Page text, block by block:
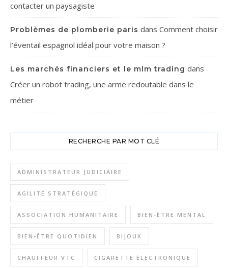
contacter un paysagiste
Problèmes de plomberie paris dans Comment choisir
l’éventail espagnol idéal pour votre maison ?
Les marchés financiers et le mlm trading dans
Créer un robot trading, une arme redoutable dans le
métier
RECHERCHE PAR MOT CLÉ
ADMINISTRATEUR JUDICIAIRE
AGILITÉ STRATÉGIQUE
ASSOCIATION HUMANITAIRE BIEN-ÊTRE MENTAL
BIEN-ÊTRE QUOTIDIEN BIJOUX
CHAUFFEUR VTC CIGARETTE ÉLECTRONIQUE